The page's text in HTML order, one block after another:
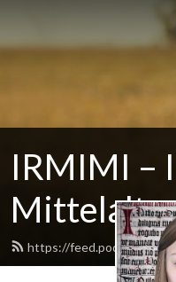
IRMIMI –
https://